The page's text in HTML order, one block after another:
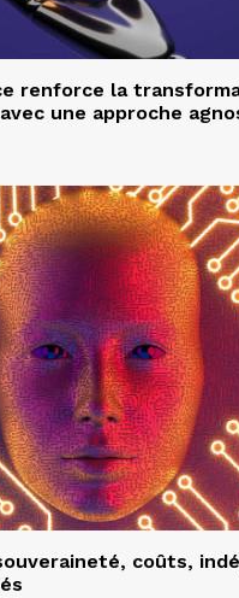
renforce la
une approche
coûts,